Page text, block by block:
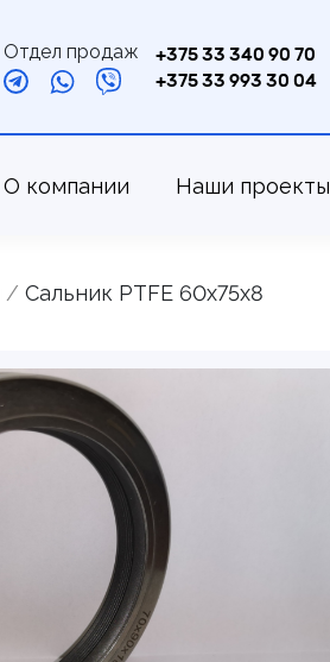
Отдел продаж
+375 33 340 90 70
+375 33 993 30 04
О компании Наши проекты
Сальник PTFE 60х75х8